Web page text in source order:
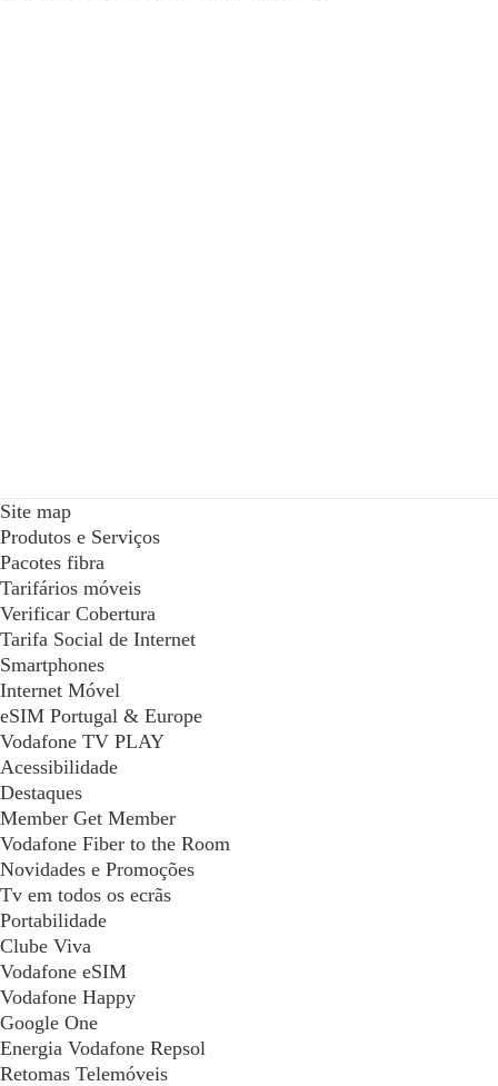
Site map
Produtos e Serviços
Pacotes fibra
Tarifários móveis
Verificar Cobertura
Tarifa Social de Internet
Smartphones
Internet Móvel
eSIM Portugal & Europe
Vodafone TV PLAY
Acessibilidade
Destaques
Member Get Member
Vodafone Fiber to the Room
Novidades e Promoções
Tv em todos os ecrãs
Portabilidade
Clube Viva
Vodafone eSIM
Vodafone Happy
Google One
Energia Vodafone Repsol
Retomas Telemóveis